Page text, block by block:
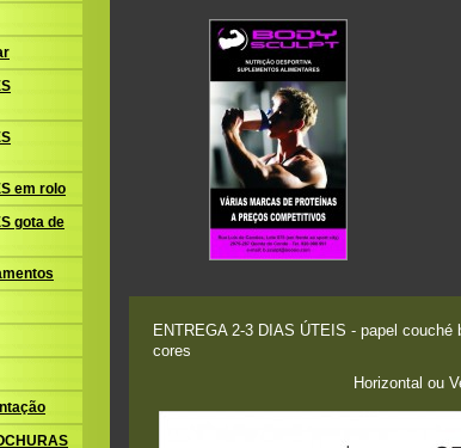
ENTREGA 2-3 DIAS ÚTEIS - papel
cores
Horizontal ou
em rolo
gota de